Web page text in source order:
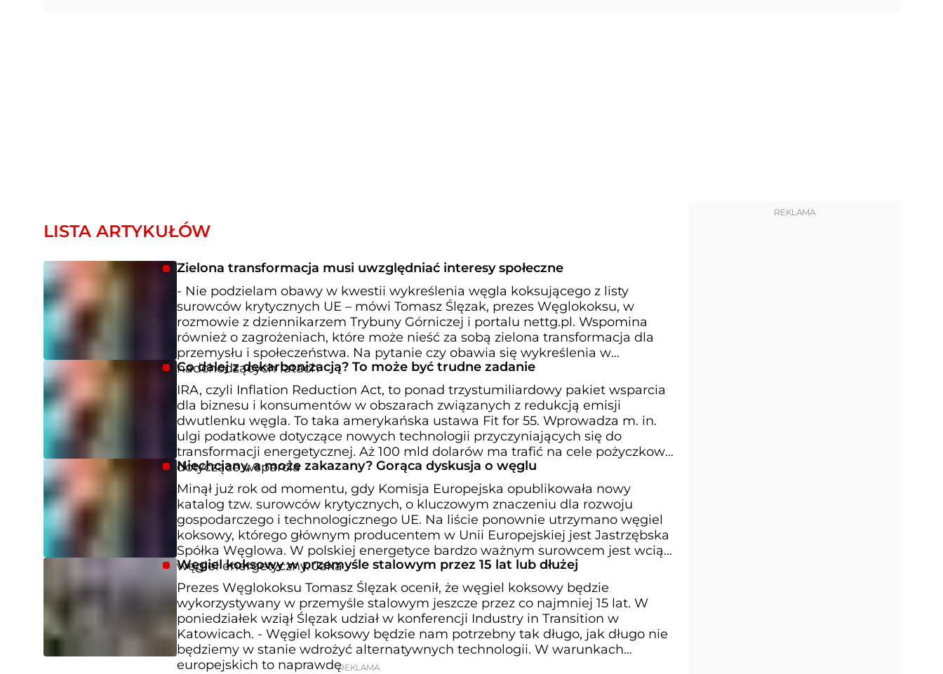
LISTA ARTYKUŁÓW
Zielona transformacja musi uwzględniać interesy społeczne
- Nie podzielam obawy w kwestii wykreślenia węgla koksującego z listy
surowców krytycznych UE – mówi Tomasz Ślęzak, prezes Węglokoksu, w
rozmowie z dziennikarzem Trybuny Górniczej i portalu nettg.pl. Wspomina
również o zagrożeniach, które może nieść za sobą zielona transformacja dla
przemysłu i społeczeństwa. Na pytanie czy obawia się wykreślenia w
nadchodzących latach
Co dalej z dekarbonizacją? To może być trudne zadanie
IRA, czyli Inflation Reduction Act, to ponad trzystumiliardowy pakiet wsparcia
dla biznesu i konsumentów w obszarach związanych z redukcją emisji
dwutlenku węgla. To taka amerykańska ustawa Fit for 55. Wprowadza m. in.
ulgi podatkowe dotyczące nowych technologii przyczyniających się do
transformacji energetycznej. Aż 100 mld dolarów ma trafić na cele pożyczkowe
dotyczące wsparcia
Niechciany, a może zakazany? Gorąca dyskusja o węglu
Minął już rok od momentu, gdy Komisja Europejska opublikowała nowy
katalog tzw. surowców krytycznych, o kluczowym znaczeniu dla rozwoju
gospodarczego i technologicznego UE. Na liście ponownie utrzymano węgiel
koksowy, którego głównym producentem w Unii Europejskiej jest Jastrzębska
Spółka Węglowa. W polskiej energetyce bardzo ważnym surowcem jest wciąż
węgiel energetyczny. Jaka
Węgiel koksowy w przemyśle stalowym przez 15 lat lub dłużej
Prezes Węglokoksu Tomasz Ślęzak ocenił, że węgiel koksowy będzie
wykorzystywany w przemyśle stalowym jeszcze przez co najmniej 15 lat. W
poniedziałek wziął Ślęzak udział w konferencji Industry in Transition w
Katowicach. - Węgiel koksowy będzie nam potrzebny tak długo, jak długo nie
będziemy w stanie wdrożyć alternatywnych technologii. W warunkach
europejskich to naprawdęREKLAMA
REKLAMA